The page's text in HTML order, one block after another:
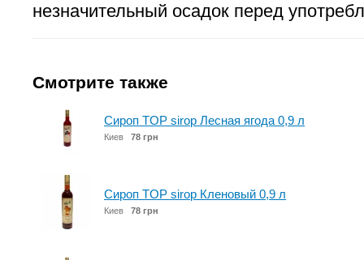
незначительный осадок перед
Смотрите также
Сироп TOP sirop Лесная ягода 0,9 л
Киев 78 грн
Сироп TOP sirop Кленовый 0,9 л
Киев 78 грн